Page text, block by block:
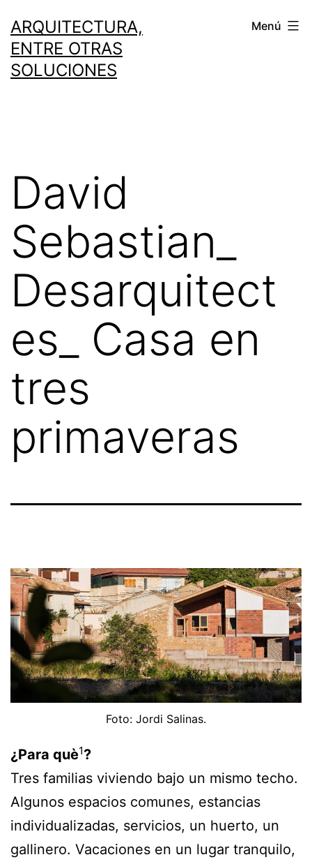
contenido
ARQUITECTURA,
ENTRE OTRAS
SOLUCIONES
Menú
David
Sebastian_
Desarquitect
es_ Casa en
tres
primaveras
Foto: Jordi Salinas.
¿Para què1?
Tres familias viviendo bajo un mismo techo.
Algunos espacios comunes, estancias
individualizadas, servicios, un huerto, un
gallinero. Vacaciones en un lugar tranquilo,